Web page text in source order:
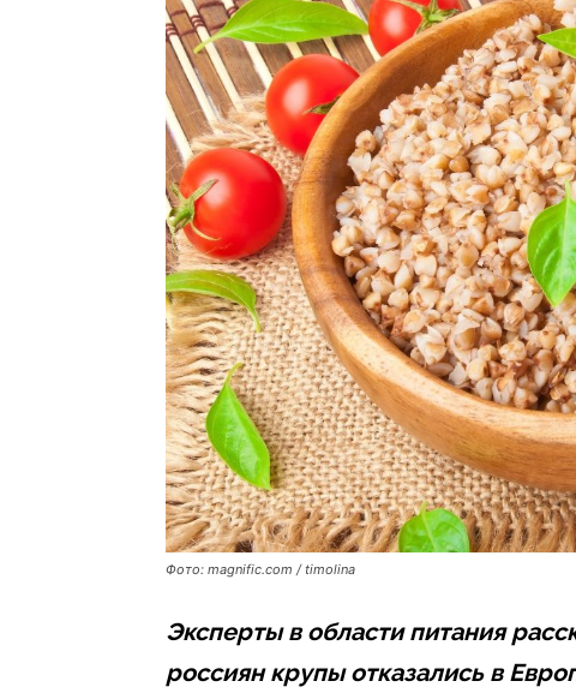
Фото: magnific.com / timolina
Эксперты в области питания
россиян крупы отказались в